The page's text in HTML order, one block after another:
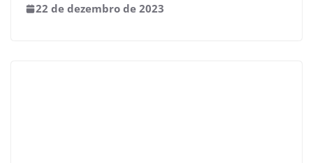
22 de dezembro de 2023